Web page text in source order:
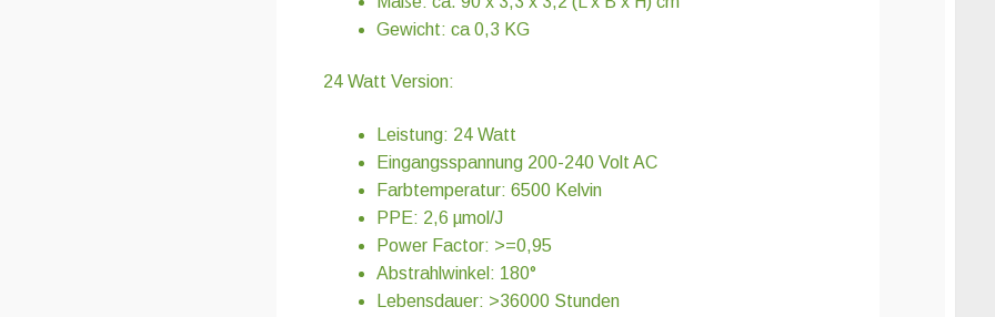
Gewicht: ca 0,3 KG
24 Watt Version:
Leistung: 24 Watt
Eingangsspannung 200-240 Volt AC
Farbtemperatur: 6500 Kelvin
PPE: 2,6 µmol/J
Power Factor: >=0,95
Abstrahlwinkel: 180°
Lebensdauer: >36000 Stunden